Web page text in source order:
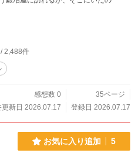
2,488件
感想数 0
35ページ
更新日 2026.07.17
登録日 2026.07.17
お気に入り追加 5